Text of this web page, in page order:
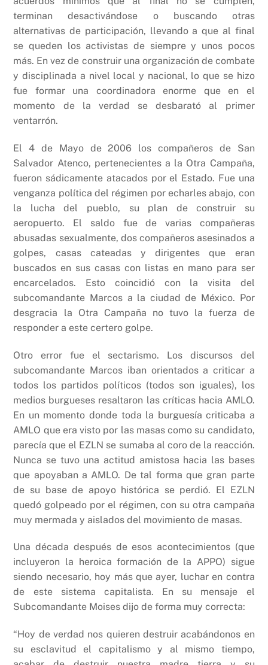
terminan desactivándose o buscando otras
alternativas de participación, llevando a que al final
se queden los activistas de siempre y unos pocos
más. En vez de construir una organización de combate
y disciplinada a nivel local y nacional, lo que se hizo
fue formar una coordinadora enorme que en el
momento de la verdad se desbarató al primer
ventarrón.
El 4 de Mayo de 2006 los compañeros de San
Salvador Atenco, pertenecientes a la Otra Campaña,
fueron sádicamente atacados por el Estado. Fue una
venganza política del régimen por echarles abajo, con
la lucha del pueblo, su plan de construir su
aeropuerto. El saldo fue de varias compañeras
abusadas sexualmente, dos compañeros asesinados a
golpes, casas cateadas y dirigentes que eran
buscados en sus casas con listas en mano para ser
encarcelados. Esto coincidió con la visita del
subcomandante Marcos a la ciudad de México. Por
desgracia la Otra Campaña no tuvo la fuerza de
responder a este certero golpe.
Otro error fue el sectarismo. Los discursos del
subcomandante Marcos iban orientados a criticar a
todos los partidos políticos (todos son iguales), los
medios burgueses resaltaron las críticas hacia AMLO.
En un momento donde toda la burguesía criticaba a
AMLO que era visto por las masas como su candidato,
parecía que el EZLN se sumaba al coro de la reacción.
Nunca se tuvo una actitud amistosa hacia las bases
que apoyaban a AMLO. De tal forma que gran parte
de su base de apoyo histórica se perdió. El EZLN
quedó golpeado por el régimen, con su otra campaña
muy mermada y aislados del movimiento de masas.
Una década después de esos acontecimientos (que
incluyeron la heroica formación de la APPO) sigue
siendo necesario, hoy más que ayer, luchar en contra
de este sistema capitalista. En su mensaje el
Subcomandante Moises dijo de forma muy correcta:
“Hoy de verdad nos quieren destruir acabándonos en
su esclavitud el capitalismo y al mismo tiempo,